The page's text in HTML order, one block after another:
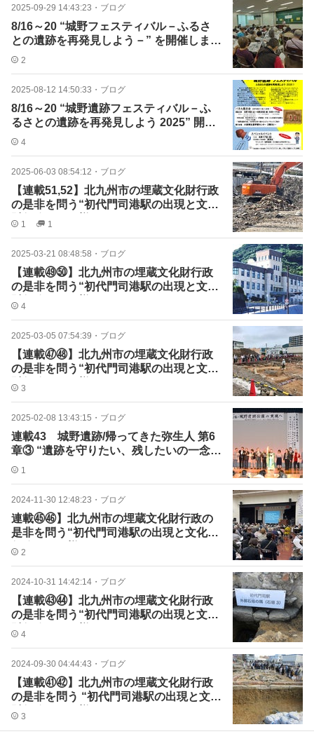
2025-09-29 14:43:23 ・ ブログ
8/16～20 “城野フェスティバル－ふるさ
との遺跡を再発見しよう－” を開催しまし
た！
2
2025-08-12 14:50:33 ・ ブログ
8/16～20 “城野遺跡フェスティバル－ふ
るさとの遺跡を再発見しよう 2025” 開催
します！
4
2025-06-03 08:54:12 ・ ブログ
【連載51,52】北九州市の埋蔵文化財行政
の是非を問う“初代門司港駅の出現と文化
財行政のあり様
1 1
2025-03-21 08:48:58 ・ ブログ
【連載㊾㊿】北九州市の埋蔵文化財行政
の是非を問う“初代門司港駅の出現と文化
財行政のあり様９､10
4
2025-03-05 07:54:39 ・ ブログ
【連載㊼㊽】北九州市の埋蔵文化財行政
の是非を問う“初代門司港駅の出現と文化
財行政のあり様７､８
3
2025-02-08 13:43:15 ・ ブログ
連載43 城野遺跡/帰ってきた弥生人 第6
章③ “遺跡を守りたい、残したいの一念
で”1
2024-11-30 12:48:23 ・ ブログ
連載㊺㊻】北九州市の埋蔵文化財行政の
是非を問う“初代門司港駅の出現と文化財
行政のあり様５､６
2
2024-10-31 14:42:14 ・ ブログ
【連載㊸㊹】北九州市の埋蔵文化財行政
の是非を問う“初代門司港駅の出現と文化
財行政のあり様３､４
4
2024-09-30 04:44:43 ・ ブログ
【連載㊶㊷】北九州市の埋蔵文化財行政
の是非を問う “初代門司港駅の出現と文化
財行政のあり様１､２
3